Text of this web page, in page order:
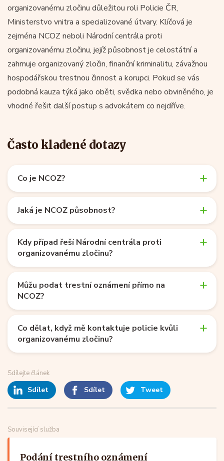
organizovanému zločinu důležitou roli Policie ČR,
Ministerstvo vnitra a specializované útvary. Klíčová je
zejména NCOZ neboli Národní centrála proti
organizovanému zločinu, jejíž působnost je celostátní a
zahrnuje organizovaný zločin, finanční kriminalitu, závažnou
hospodářskou trestnou činnost a korupci. Pokud se vás
podobná kauza týká jako oběti, svědka nebo obviněného, je
vhodné řešit další postup s advokátem co nejdříve.
Často kladené dotazy
Co je NCOZ?
Jaká je NCOZ působnost?
Kdy případ řeší Národní centrála proti
organizovanému zločinu?
Můžu podat trestní oznámení přímo na
NCOZ?
Co dělat, když mě kontaktuje policie kvůli
organizovanému zločinu?
Sdílejte článek
Sdílet Sdílet Tweet
Související služba
Podání trestního oznámení